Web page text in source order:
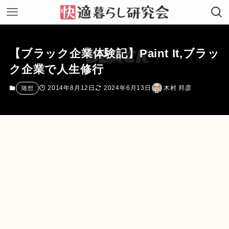
【ブラック企業体験記】Paint It,ブラッ
ク企業で人生修行
随想 2014年8月12日 2024年6月13日 木村 邦彦